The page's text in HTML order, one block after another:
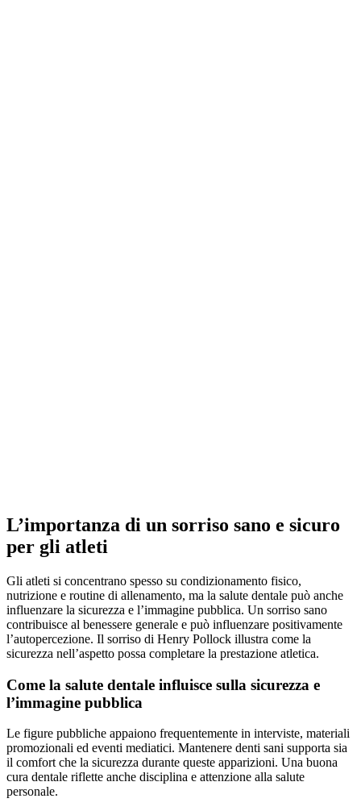
L’importanza di un sorriso sano e sicuro
per gli atleti
Gli atleti si concentrano spesso su condizionamento fisico,
nutrizione e routine di allenamento, ma la salute dentale può anche
influenzare la sicurezza e l’immagine pubblica. Un sorriso sano
contribuisce al benessere generale e può influenzare positivamente
l’autopercezione. Il sorriso di Henry Pollock illustra come la
sicurezza nell’aspetto possa completare la prestazione atletica.
Come la salute dentale influisce sulla sicurezza e
l’immagine pubblica
Le figure pubbliche appaiono frequentemente in interviste, materiali
promozionali ed eventi mediatici. Mantenere denti sani supporta sia
il comfort che la sicurezza durante queste apparizioni. Una buona
cura dentale riflette anche disciplina e attenzione alla salute
personale.